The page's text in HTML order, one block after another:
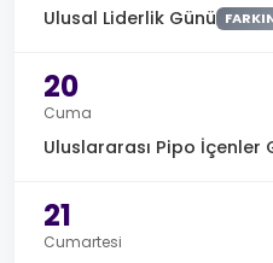
Ulusal Liderlik Günü
20
Cuma
Uluslararası Pipo İçenler
21
Cumartesi